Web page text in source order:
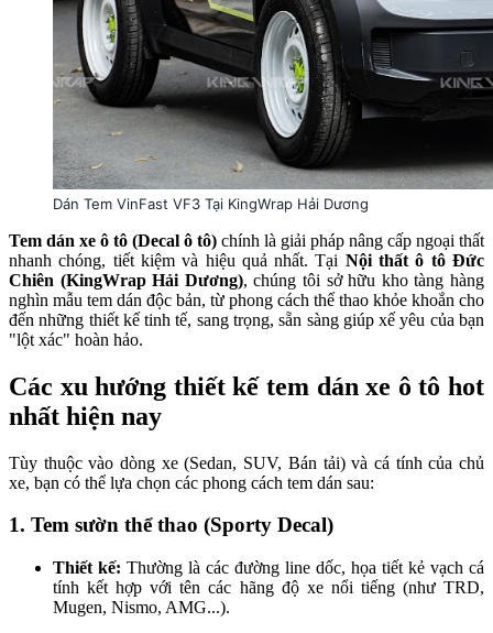
Dán Tem VinFast VF3 Tại KingWrap Hải Dương
Tem dán xe ô tô (Decal ô tô) chính là giải pháp nâng cấp ngoại thất
nhanh chóng, tiết kiệm và hiệu quả nhất. Tại Nội thất ô tô Đức
Chiên (KingWrap Hải Dương), chúng tôi sở hữu kho tàng hàng
nghìn mẫu tem dán độc bản, từ phong cách thể thao khỏe khoắn cho
đến những thiết kế tinh tế, sang trọng, sẵn sàng giúp xế yêu của bạn
"lột xác" hoàn hảo.
Các xu hướng thiết kế tem dán xe ô tô hot
nhất hiện nay
Tùy thuộc vào dòng xe (Sedan, SUV, Bán tải) và cá tính của chủ
xe, bạn có thể lựa chọn các phong cách tem dán sau:
1. Tem sườn thể thao (Sporty Decal)
Thiết kế: Thường là các đường line dốc, họa tiết kẻ vạch cá
tính kết hợp với tên các hãng độ xe nổi tiếng (như TRD,
Mugen, Nismo, AMG...).